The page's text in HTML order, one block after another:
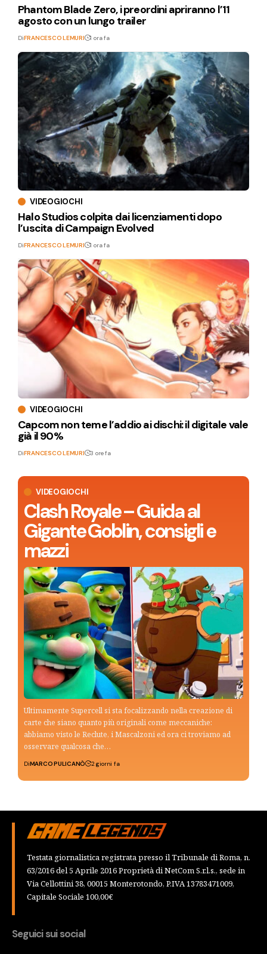
VIDEOGIOCHI
Clash Royale – Guida al
Gigante Goblin, consigli e
mazzi
Ultimamente Supercell si sta focalizzando nella creazione di
carte che siano quanto più originali come meccaniche:
abbiamo visto le Reclute, i Mascalzoni ed ora ci troviamo ad
osservare qualcosa che…
DiMARCO PULICANÒ 2 giorni fa
Phantom Blade Zero, i preordini apriranno l’11
agosto con un lungo trailer
DiFRANCESCO LEMURI 1 ora fa
VIDEOGIOCHI
Halo Studios colpita dai licenziamenti dopo
l’uscita di Campaign Evolved
DiFRANCESCO LEMURI 1 ora fa
VIDEOGIOCHI
Capcom non teme l’addio ai dischi: il digitale vale
già il 90%
DiFRANCESCO LEMURI 3 ore fa
Testata giornalistica registrata presso il Tribunale di Roma, n.
63/2016 del 5 Aprile 2016 Proprietà di NetCom S.r.l.s., sede in
Via Cellottini 38, 00015 Monterotondo, P.IVA 13783471009,
Capitale Sociale 100,00€
Seguici sui social